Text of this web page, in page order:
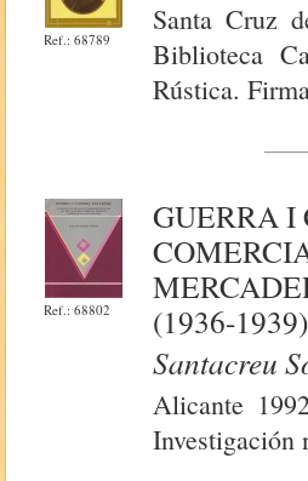
Ref.: 68789
Santa Cruz
Biblioteca
Rústica.
Ref.: 68802
GUERRA I
(1936-1939)
Santacreu
Alicante
Investigación